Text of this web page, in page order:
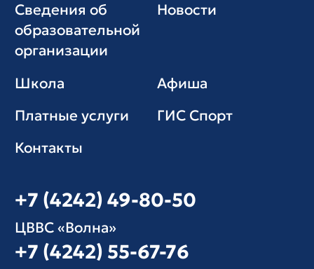
Сведения об
образовательной
организации
Новости
Школа
Афиша
Платные услуги
ГИС Cпорт
Контакты
+7 (4242) 49-80-50
ЦВВС «Волна»
+7 (4242) 55-67-76